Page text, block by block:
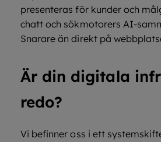
presenteras för kunder och
chatt och sökmotorers AI-
Snarare än direkt på
Är din digitala
redo?
Vi befinner oss i ett